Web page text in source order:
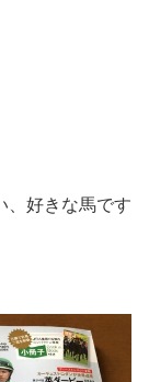
、好きな馬です